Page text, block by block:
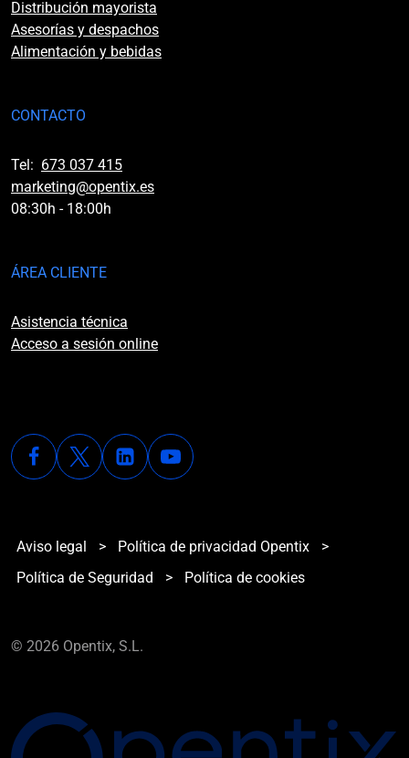
Distribución mayorista
Asesorías y despachos
Alimentación y bebidas
CONTACTO
Tel: 673 037 415
marketing@opentix.es
08:30h - 18:00h
ÁREA CLIENTE
Asistencia técnica
Acceso a sesión online
Aviso legal > Política de privacidad Opentix
>
Política de Seguridad
> Política de cookies
© 2026 Opentix, S.L.